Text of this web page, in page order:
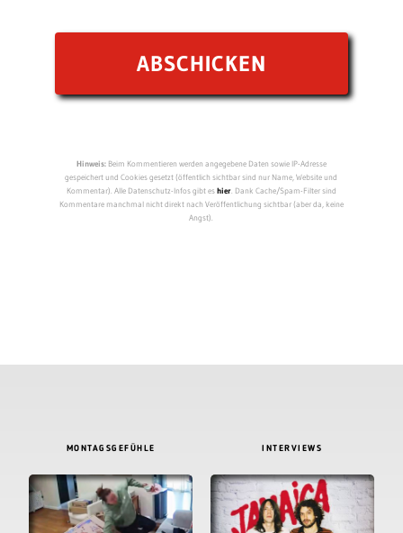
Hinweis:Beim Kommentieren werden angegebene Daten sowie IP-Adresse
gespeichert und Cookies gesetzt (öffentlich sichtbar sind nur Name, Website und
Kommentar). Alle Datenschutz-Infos gibt eshier. Dank Cache/Spam-Filter sind
Kommentare manchmal nicht direkt nach Veröffentlichung sichtbar (aber da, keine
Angst).
MONTAGSGEFÜHLE INTERVIEWS